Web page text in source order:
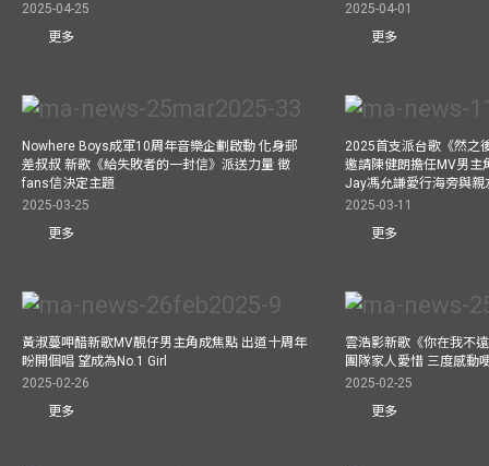
2025-04-25
更多
2025-04-01
更多
Nowhere Boys成軍10周年音樂企劃啟動 化身郵
差叔叔 新歌《給失敗者的一封信》派送力量 徵
fans信決定主題
2025-03-25
更多
2025首支派台歌《然之
邀請陳健朗擔任MV男主
Jay馮允謙愛行海旁與
2025-03-11
更多
黃淑蔓呷醋新歌MV靚仔男主角成焦點 出道十周年
盼開個唱 望成為No.1 Girl
2025-02-26
更多
雲浩影新歌《你在我不
團隊家人愛惜 三度感動
2025-02-25
更多